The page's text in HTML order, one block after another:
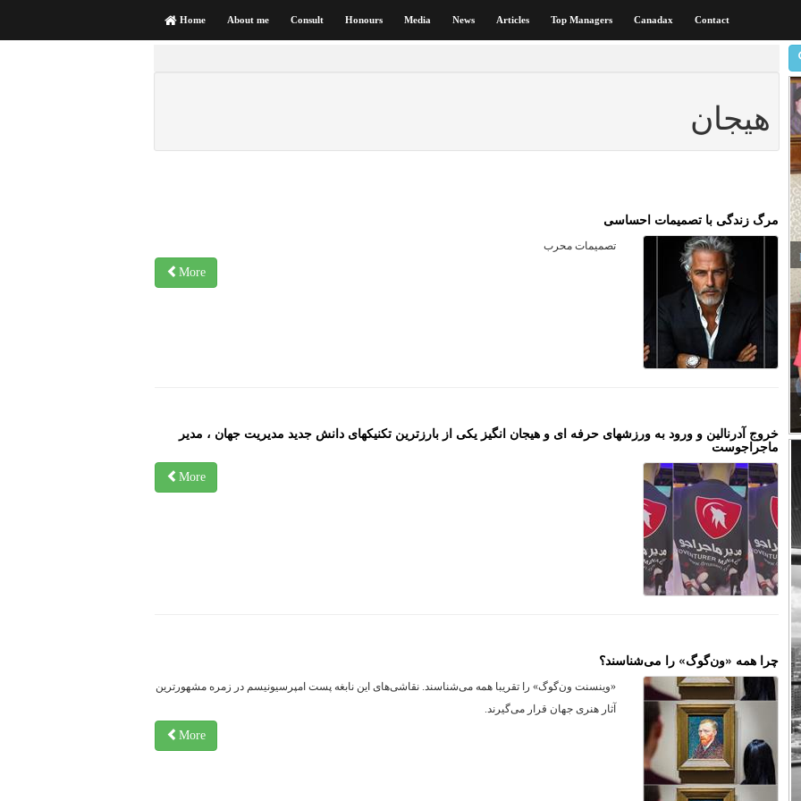
Home About me Consult Honours Media News Articles Top Managers Canadax Contact
هیجان
مرگ زندگی با تصمیمات احساسی
تصمیمات محرب
More
خروج آدرنالین و ورود به ورزشهای حرفه ای و هیجان انگیز یکی از بارزترین تکنیکهای دانش جدید مدیریت جهان ، مدیر
ماجراجوست
More
چرا همه «ون‌گوگ»‌ را می‌شناسند؟
«وینسنت ون‌گوگ» را تقریبا همه می‌شناسند. نقاشی‌های این نابغه پست امپرسیونیسم در زمره مشهورترین
آثار هنری جهان قرار می‌گیرند.
More